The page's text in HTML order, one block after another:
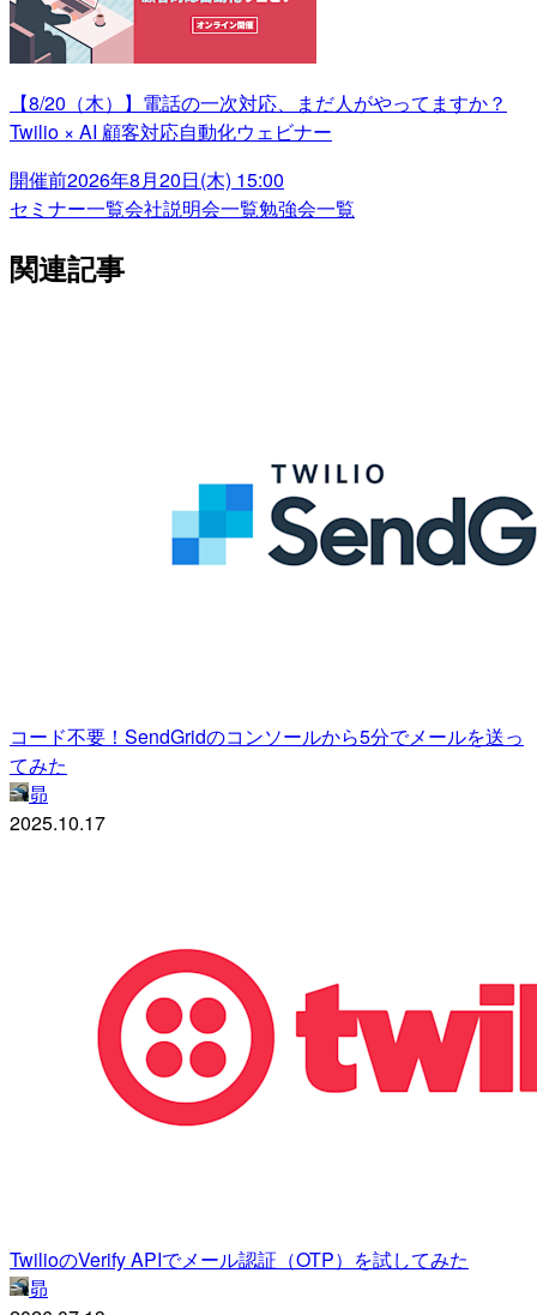
【8/20（木）】電話の一次対応、まだ人がやってますか？
Twilio × AI 顧客対応自動化ウェビナー
開催前2026年8月20日(木) 15:00
セミナー一覧会社説明会一覧勉強会一覧
関連記事
コード不要！SendGridのコンソールから5分でメールを送っ
てみた
昴
2025.10.17
TwilioのVerify APIでメール認証（OTP）を試してみた
昴